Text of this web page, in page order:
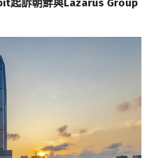
起訴朝鮮與Lazarus Group